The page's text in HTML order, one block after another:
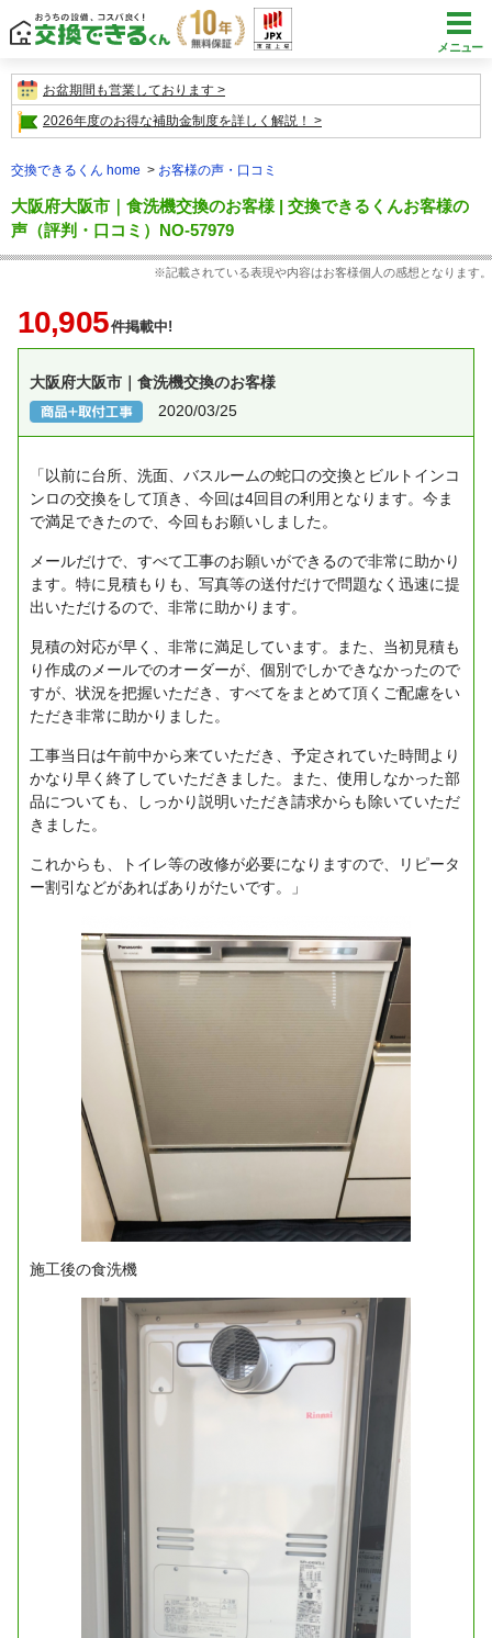
メニュー
お盆期間も営業しております
2026年度のお得な補助金制度を詳しく解説！
交換できるくん home お客様の声・口コミ
大阪府大阪市｜食洗機交換のお客様 | 交換できるくんお客様の
声（評判・口コミ）NO-57979
※記載されている表現や内容はお客様個人の感想となります。
10,905件掲載中!
大阪府大阪市｜食洗機交換のお客様
2020/03/25
「以前に台所、洗面、バスルームの蛇口の交換とビルトインコ
ンロの交換をして頂き、今回は4回目の利用となります。今ま
で満足できたので、今回もお願いしました。
メールだけで、すべて工事のお願いができるので非常に助かり
ます。特に見積もりも、写真等の送付だけで問題なく迅速に提
出いただけるので、非常に助かります。
見積の対応が早く、非常に満足しています。また、当初見積も
り作成のメールでのオーダーが、個別でしかできなかったので
すが、状況を把握いただき、すべてをまとめて頂くご配慮をい
ただき非常に助かりました。
工事当日は午前中から来ていただき、予定されていた時間より
かなり早く終了していただきました。また、使用しなかった部
品についても、しっかり説明いただき請求からも除いていただ
きました。
これからも、トイレ等の改修が必要になりますので、リピータ
ー割引などがあればありがたいです。」
施工後の食洗機